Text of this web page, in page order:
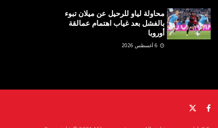
محاولة لياو للرحيل عن ميلان تبوء
بالفشل بعد غياب اهتمام عمالقة
أوروبا